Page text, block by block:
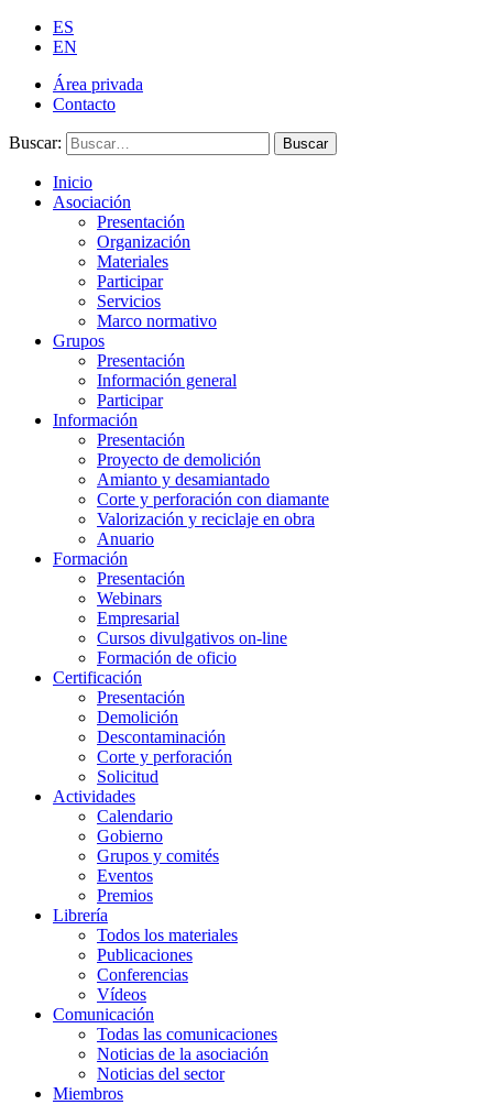
ES
EN
Área privada
Contacto
Buscar: Buscar
Inicio
Asociación
Presentación
Organización
Materiales
Participar
Servicios
Marco normativo
Grupos
Presentación
Información general
Participar
Información
Presentación
Proyecto de demolición
Amianto y desamiantado
Corte y perforación con diamante
Valorización y reciclaje en obra
Anuario
Formación
Presentación
Webinars
Empresarial
Cursos divulgativos on-line
Formación de oficio
Certificación
Presentación
Demolición
Descontaminación
Corte y perforación
Solicitud
Actividades
Calendario
Gobierno
Grupos y comités
Eventos
Premios
Librería
Todos los materiales
Publicaciones
Conferencias
Vídeos
Comunicación
Todas las comunicaciones
Noticias de la asociación
Noticias del sector
Miembros